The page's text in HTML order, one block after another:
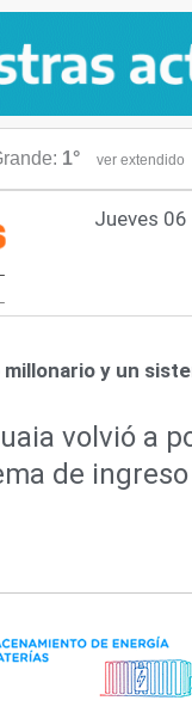
1° ver extendido
Jueves
y un
volvió a
de